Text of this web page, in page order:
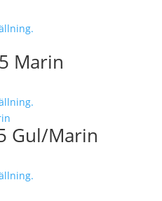
Marin
Gul/Marin